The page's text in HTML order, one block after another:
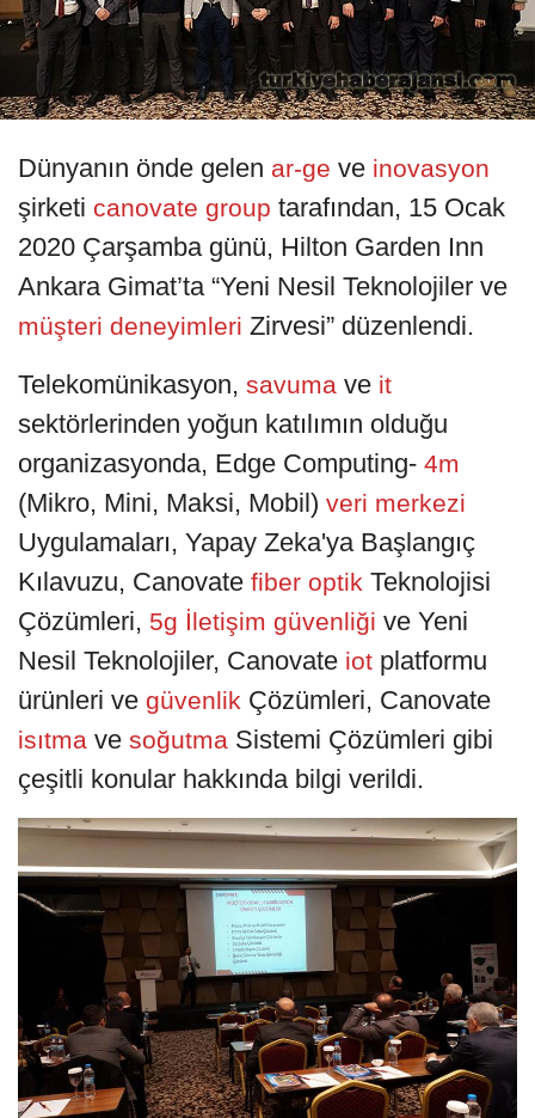
Dünyanın önde gelen ar-ge ve inovasyon
şirketi canovate group tarafından, 15 Ocak
2020 Çarşamba günü, Hilton Garden Inn
Ankara Gimat’ta “Yeni Nesil Teknolojiler ve
müşteri deneyimleri Zirvesi” düzenlendi.
Telekomünikasyon, savuma ve it
sektörlerinden yoğun katılımın olduğu
organizasyonda, Edge Computing- 4m
(Mikro, Mini, Maksi, Mobil) veri merkezi
Uygulamaları, Yapay Zeka'ya Başlangıç
Kılavuzu, Canovate fiber optik Teknolojisi
Çözümleri, 5g İletişim güvenliği ve Yeni
Nesil Teknolojiler, Canovate iot platformu
ürünleri ve güvenlik Çözümleri, Canovate
isıtma ve soğutma Sistemi Çözümleri gibi
çeşitli konular hakkında bilgi verildi.